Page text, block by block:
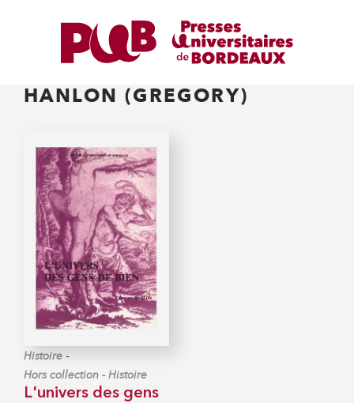
HANLON (GREGORY)
Histoire -
Hors collection - Histoire
L'univers des gens